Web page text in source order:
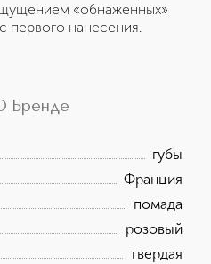
«обнаженных»
первого нанесения.
Бренде
губы
Франция
помада
розовый
твердая